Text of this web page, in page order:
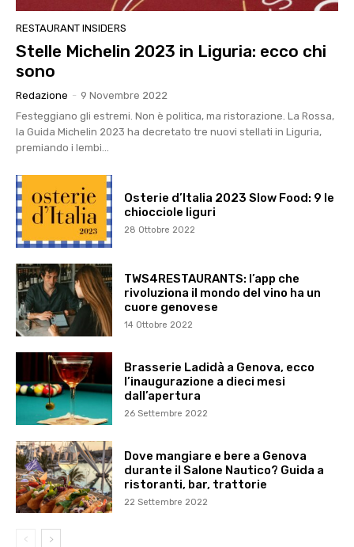
RESTAURANT INSIDERS
Stelle Michelin 2023 in Liguria: ecco chi
sono
Redazione - 9 Novembre 2022
Festeggiano gli estremi. Non è politica, ma ristorazione. La Rossa,
la Guida Michelin 2023 ha decretato tre nuovi stellati in Liguria,
premiando i lembi...
Osterie d’Italia 2023 Slow Food: 9 le
chiocciole liguri
28 Ottobre 2022
TWS4RESTAURANTS: l’app che
rivoluziona il mondo del vino ha un
cuore genovese
14 Ottobre 2022
Brasserie Ladidà a Genova, ecco
l’inaugurazione a dieci mesi
dall’apertura
26 Settembre 2022
Dove mangiare e bere a Genova
durante il Salone Nautico? Guida a
ristoranti, bar, trattorie
22 Settembre 2022